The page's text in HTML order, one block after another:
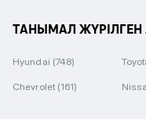
ТАНЫМАЛ ЖҮРІЛГЕН
Hyundai (748)
Chevrolet (161)